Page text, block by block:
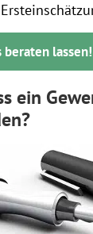
lassen!
ein